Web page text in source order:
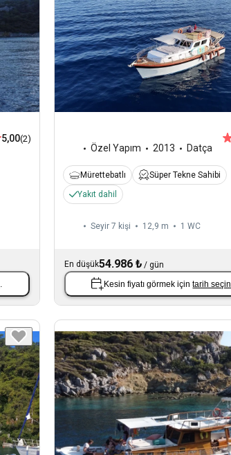
5,00(2)
Özel Yapım 2013 Datça
Mürettebatlı
Süper Tekne Sahibi
Yakıt dahil
Seyir 7 kişi 12,9 m 1 WC
En düşük54.986 ₺/ gün
Kesin fiyatı görmek içintarih seçin